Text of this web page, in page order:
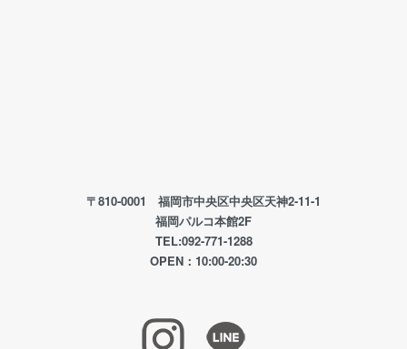
〒810-0001 福岡市中央区中央区天神2-11-1
福岡パルコ本館2F
TEL:092-771-1288
OPEN：10:00-20:30